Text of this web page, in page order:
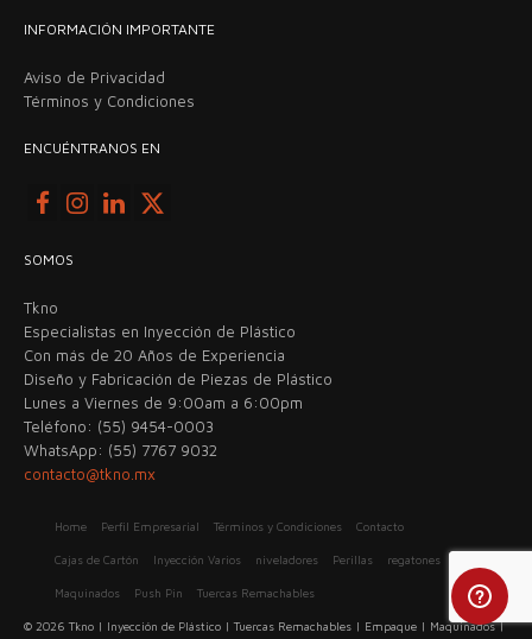
INFORMACIÓN IMPORTANTE
Aviso de Privacidad
Términos y Condiciones
ENCUÉNTRANOS EN
SOMOS
Tkno
Especialistas en Inyección de Plástico
Con más de 20 Años de Experiencia
Diseño y Fabricación de Piezas de Plástico
Lunes a Viernes de 9:00am a 6:00pm
Teléfono: (55) 9454-0003
WhatsApp: (55) 7767 9032
contacto@tkno.mx
Home Perfil Empresarial Términos y Condiciones Contacto
Cajas de Cartón Inyección Varios niveladores Perillas regatones
Maquinados Push Pin Tuercas Remachables
© 2026 Tkno | Inyección de Plástico | Tuercas Remachables | Empaque | Maquinados |